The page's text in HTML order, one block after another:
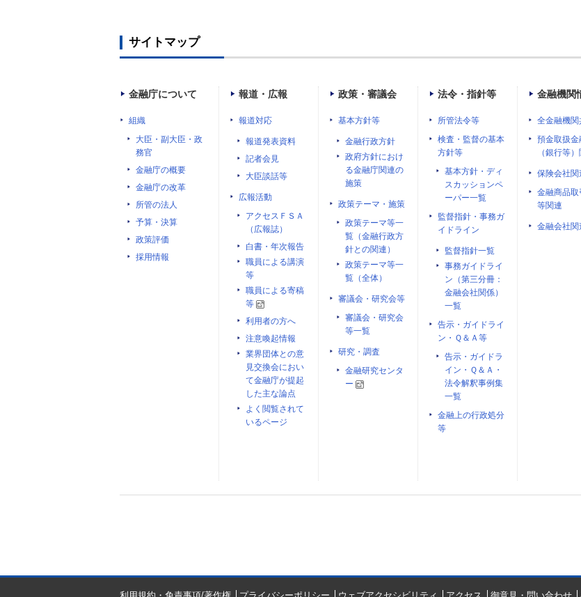
サイトマップ
金融庁について
組織
大臣・副大臣・政
務官
金融庁の概要
金融庁の改革
所管の法人
予算・決算
政策評価
採用情報
報道・広報
報道対応
報道発表資料
記者会見
大臣談話等
広報活動
アクセスＦＳＡ
（広報誌）
白書・年次報告
職員による講演
等
職員による寄稿
等
利用者の方へ
注意喚起情報
業界団体との意
見交換会におい
て金融庁が提起
した主な論点
よく閲覧されて
いるページ
政策・審議会
基本方針等
金融行政方針
政府方針におけ
る金融庁関連の
施策
政策テーマ・施策
政策テーマ等一
覧（金融行政方
針との関連）
政策テーマ等一
覧（全体）
審議会・研究会等
審議会・研究会
等一覧
研究・調査
金融研究センタ
ー
法令・指針等
所管法令等
検査・監督の基本
方針等
基本方針・ディ
スカッションペ
ーパー一覧
監督指針・事務ガ
イドライン
監督指針一覧
事務ガイドライ
ン（第三分冊：
金融会社関係）
一覧
告示・ガイドライ
ン・Ｑ＆Ａ等
告示・ガイドラ
イン・Ｑ＆Ａ・
法令解釈事例集
一覧
金融上の行政処分
等
金融機関
全金融機関
預金取扱金
（銀行等
保険会社関
金融商品取
等関連
金融会社関